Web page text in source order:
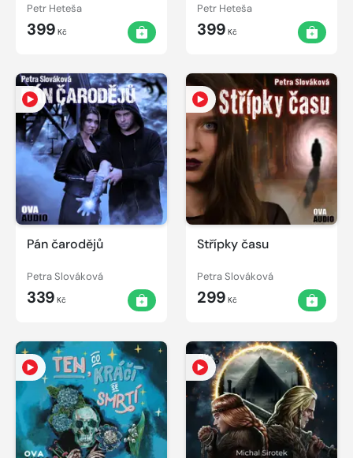
Petr Heteša
399 Kč
Petr Heteša
399 Kč
Pán čarodějů
Petra Slováková
339 Kč
Střípky času
Petra Slováková
299 Kč